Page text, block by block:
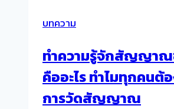
บทความ
ทำความรู้จักสัญญา
คืออะไร ทำไมทุกคนต้
การวัดสัญญาณ